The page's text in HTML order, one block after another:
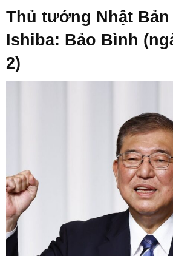
Thủ tướng Nhật Bản
Ishiba: Bảo Bình
2)